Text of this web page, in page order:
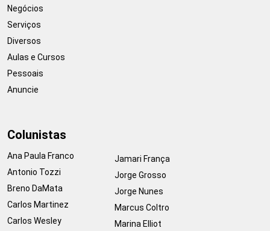
Negócios
Serviços
Diversos
Aulas e Cursos
Pessoais
Anuncie
Colunistas
Ana Paula Franco
Antonio Tozzi
Breno DaMata
Carlos Martinez
Carlos Wesley
Jamari França
Jorge Grosso
Jorge Nunes
Marcus Coltro
Marina Elliot